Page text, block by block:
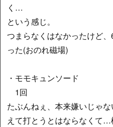
く…
という感じ。
つまらなくはなかったけど
った(おのれ磁場)
・モモキュンソード
1回
たぶんねぇ、本来嫌いじゃ
えて打とうとはならなくて…